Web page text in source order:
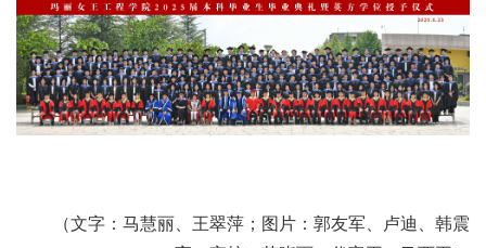
（文字：马慧丽、王翠萍；图片：郭友军、卢迪、韩震